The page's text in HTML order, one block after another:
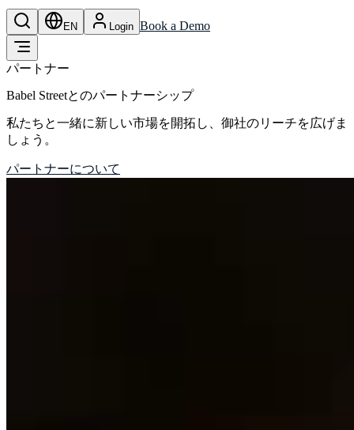
EN Login Book a Demo
パートナー
Babel Streetとのパートナーシップ
私たちと一緒に新しい市場を開拓し、御社のリーチを広げま
しょう。
パートナーについて